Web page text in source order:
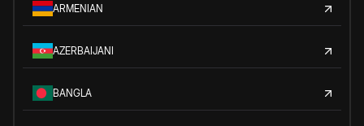
ARMENIAN
AZERBAIJANI
BANGLA